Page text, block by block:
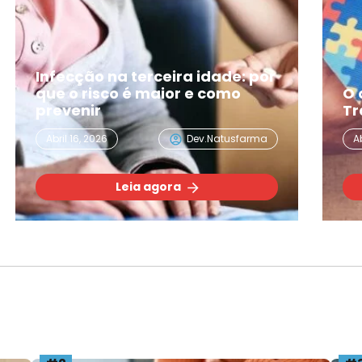
O que é TEA? Entenda o
Transtorno do Espectro Autista
Abril 02, 2026 Dev.natusfarma
Leia agora